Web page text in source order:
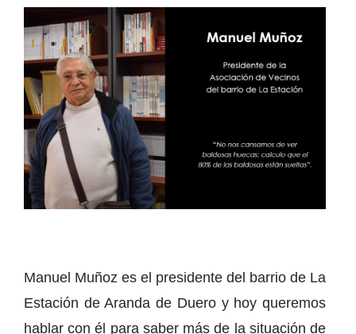
Manuel Muñoz es el presidente del barrio de La
Estación de Aranda de Duero y hoy queremos
hablar con él para saber más de la situación de